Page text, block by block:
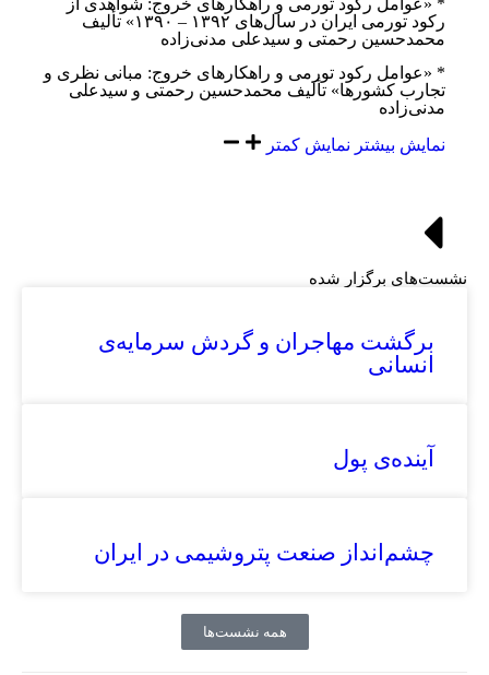
‏* «عوامل رکود تورمی و راهکارهای خروج: شواهدی از
رکود تورمی ایران در سال‌های ۱۳۹۲ – ۱۳۹۰» تألیف
محمدحسین ‏رحمتی و سیدعلی مدنی‌زاده
‏* «عوامل رکود تورمی و راهکارهای خروج: مبانی نظری و
تجارب کشورها» تألیف محمدحسین رحمتی و سیدعلی
مدنی‌زاده
نمایش بیشتر نمایش کمتر
نشست‌های برگزار شده
برگشت مهاجران و گردش سرمایه‌ی
انسانی
آینده‌ی پول
چشم‌انداز صنعت پتروشیمی در ایران
همه نشست‌ها